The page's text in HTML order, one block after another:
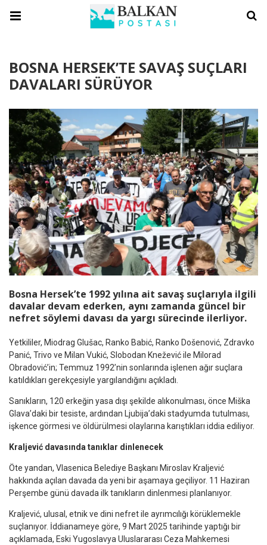
BOSNA HERSEK’TE SAVAŞ SUÇLARI
DAVALARI SÜRÜYOR
Bosna Hersek’te 1992 yılına ait savaş suçlarıyla ilgili
davalar devam ederken, aynı zamanda güncel bir
nefret söylemi davası da yargı sürecinde ilerliyor.
Yetkililer, Miodrag Glušac, Ranko Babić, Ranko Došenović, Zdravko
Panić, Trivo ve Milan Vukić, Slobodan Knežević ile Milorad
Obradović’in; Temmuz 1992’nin sonlarında işlenen ağır suçlara
katıldıkları gerekçesiyle yargılandığını açıkladı.
Sanıkların, 120 erkeğin yasa dışı şekilde alıkonulması, önce Miška
Glava’daki bir tesiste, ardından Ljubija’daki stadyumda tutulması,
işkence görmesi ve öldürülmesi olaylarına karıştıkları iddia ediliyor.
Kraljević davasında tanıklar dinlenecek
Öte yandan, Vlasenica Belediye Başkanı Miroslav Kraljević
hakkında açılan davada da yeni bir aşamaya geçiliyor. 11 Haziran
Perşembe günü davada ilk tanıkların dinlenmesi planlanıyor.
Kraljević, ulusal, etnik ve dini nefret ile ayrımcılığı körüklemekle
suçlanıyor. İddianameye göre, 9 Mart 2025 tarihinde yaptığı bir
açıklamada, Eski Yugoslavya Uluslararası Ceza Mahkemesi